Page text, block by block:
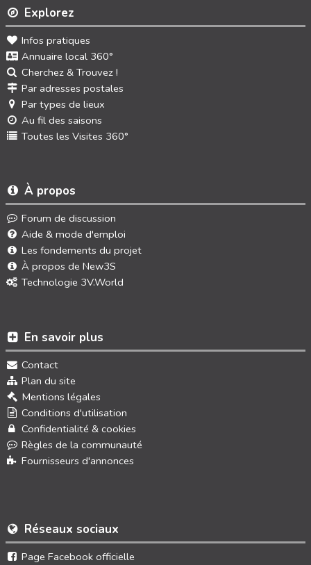
Réseaux sociaux
Page Facebook officielle
En savoir plus
Contact
Plan du site
Mentions légales
Conditions d'utilisation
Confidentialité & cookies
Règles de la communauté
Fournisseurs d'annonces
Explorez
Infos pratiques
Annuaire local 360°
Cherchez & Trouvez !
Par adresses postales
Par types de lieux
Au fil des saisons
Toutes les Visites 360°
À propos
Forum de discussion
Aide & mode d'emploi
Les fondements du projet
À propos de New3S
Technologie 3V.World